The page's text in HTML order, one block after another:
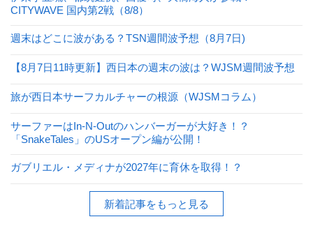
CITYWAVE 国内第2戦（8/8）
週末はどこに波がある？TSN週間波予想（8月7日)
【8月7日11時更新】西日本の週末の波は？WJSM週間波予想
旅が西日本サーフカルチャーの根源（WJSMコラム）
サーファーはIn-N-Outのハンバーガーが大好き！？
「SnakeTales」のUSオープン編が公開！
ガブリエル・メディナが2027年に育休を取得！？
新着記事をもっと見る